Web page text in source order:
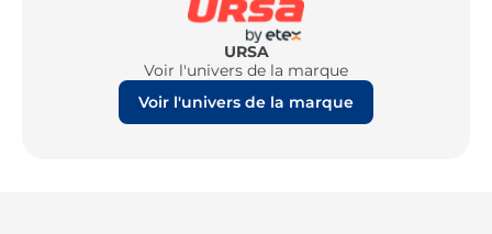
URSA
Voir l'univers de la marque
Voir l'univers de la marque